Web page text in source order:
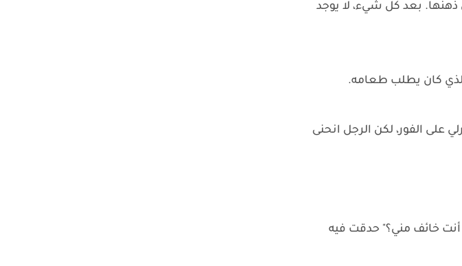
بعد كل شيء، لا يوجد
كان يطلب طعامه.
الفور، لكن الرجل انحنى
خائف مني؟" حدقت فيه